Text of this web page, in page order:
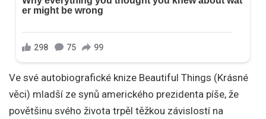
Ve své autobiografické knize Beautiful Things (Krásné
věci) mladší ze synů amerického prezidenta píše, že
povětšinu svého života trpěl těžkou závislostí na